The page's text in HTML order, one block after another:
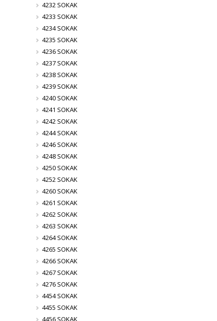
4232 SOKAK
4233 SOKAK
4234 SOKAK
4235 SOKAK
4236 SOKAK
4237 SOKAK
4238 SOKAK
4239 SOKAK
4240 SOKAK
4241 SOKAK
4242 SOKAK
4244 SOKAK
4246 SOKAK
4248 SOKAK
4250 SOKAK
4252 SOKAK
4260 SOKAK
4261 SOKAK
4262 SOKAK
4263 SOKAK
4264 SOKAK
4265 SOKAK
4266 SOKAK
4267 SOKAK
4276 SOKAK
4454 SOKAK
4455 SOKAK
4456 SOKAK